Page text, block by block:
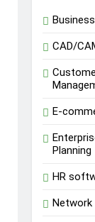
CAD/
E-
Planning
HR